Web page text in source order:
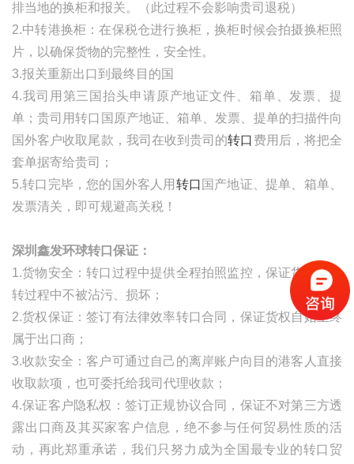
排当地的换柜和报关。（此过程不会影响贵司退税）
2.中转港换柜：在保税仓进行换柜，换柜时候会拍摄换柜照
片，以确保货物的完整性，安全性。
3.报关重新出口到最终目的国
4.我司用第三国抬头申请原产地证文件、箱单、发票、提
单；贵司用转口国原产地证、箱单、发票、提单的扫描件向
国外客户收取尾款，我司在收到贵司的转口 费用后，将把全
套单据寄给贵司；
5.转口完毕，您的国外客人用 转口 国产地证、提单、箱单、
发票清关，即可规避高关税！
深圳鑫发环球转口保证：
1.货物安全：转口过程中提供全程拍照监控，保证货物在中
转过程中不被沾污、损坏；
2.货权保证：签订有法律效率转口合同，保证货权自始至终
属于出口商；
3.收款安全：客户可通过自己的离岸账户向目的港客人直接
收取款项，也可委托给我司代理收款；
4.保证客户隐私权：签订正规协议合同，保证不对第三方透
露出口商及其买家客户信息，绝不参与任何贸易性质的活
动，再此郑重承诺，我们只努力成为全国最专业的转口贸